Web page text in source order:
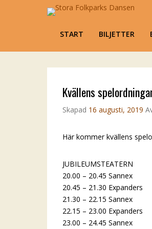
Primary Menu
Skip to content
START BILJETTER
Kvällens
Skapad 16 augusti, 2019
Här kommer kvällens
JUBILEUMSTEATERN
20.00 – 20.45 Sannex
20.45 – 21.30 Expanders
21.30 – 22.15 Sannex
22.15 – 23.00 Expanders
23.00 – 24.45 Sannex